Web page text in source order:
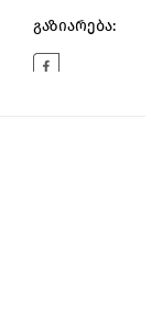
გაზიარება: